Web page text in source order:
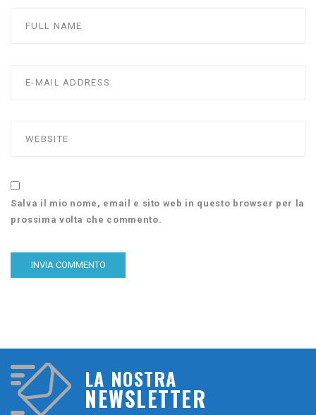
Salva il mio nome, email e sito web in questo browser per la
prossima volta che commento.
LA NOSTRA
NEWSLETTER